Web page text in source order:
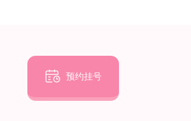
 预约挂号